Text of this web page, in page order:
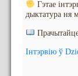
Гэтае
дыктатура ня
Інтэрвію ў